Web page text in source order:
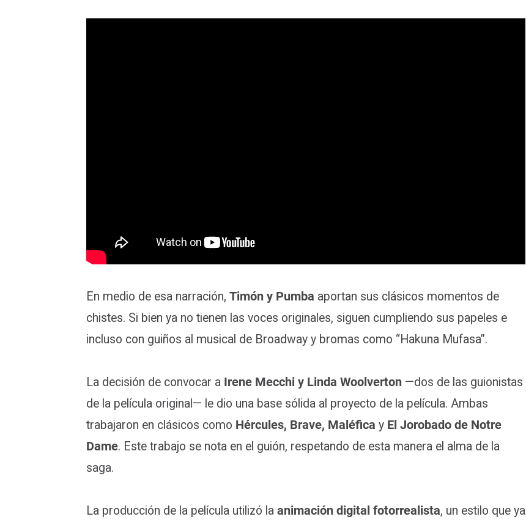
En medio de esa narración, Timón y Pumba aportan sus clásicos momentos de
chistes. Si bien ya no tienen las voces originales, siguen cumpliendo sus papeles e
incluso con guiños al musical de Broadway y bromas como “Hakuna Mufasa”.
La decisión de convocar a Irene Mecchi y Linda Woolverton—dos de las guionistas
de la película original— le dio una base sólida al proyecto de la película. Ambas
trabajaron en clásicos como Hércules, Brave, Maléfica y El Jorobado de Notre
Dame. Este trabajo se nota en el guión, respetando de esta manera el alma de la
saga.
La producción de la película utilizó la animación digital fotorrealista, un estilo que ya